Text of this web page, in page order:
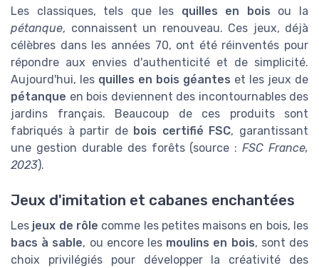
Les classiques, tels que les quilles en bois ou la
pétanque, connaissent un renouveau. Ces jeux, déjà
célèbres dans les années 70, ont été réinventés pour
répondre aux envies d'authenticité et de simplicité.
Aujourd'hui, les quilles en bois géantes et les jeux de
pétanque en bois deviennent des incontournables des
jardins français. Beaucoup de ces produits sont
fabriqués à partir de bois certifié FSC, garantissant
une gestion durable des forêts (source :FSC France,
2023).
Jeux d'imitation et cabanes enchantées
Les jeux de rôle comme les petites maisons en bois, les
bacs à sable, ou encore les moulins en bois, sont des
choix privilégiés pour développer la créativité des